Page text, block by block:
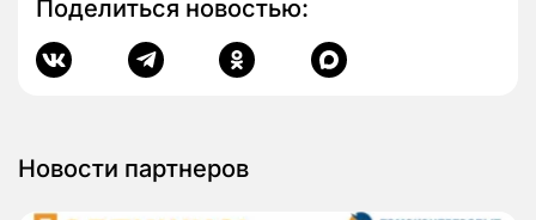
Поделиться новостью:
Новости партнеров